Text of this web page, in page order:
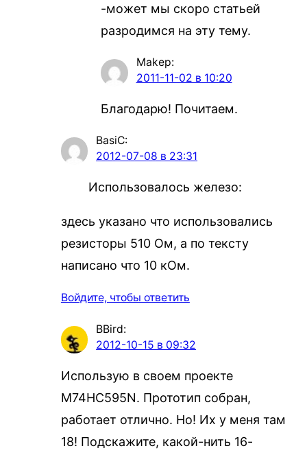
-может мы скоро статьей
разродимся на эту тему.
Makep:
2011-11-02 в 10:20
Благодарю! Почитаем.
BasiC:
2012-07-08 в 23:31
Использовалось железо:
здесь указано что использовались
резисторы 510 Ом, а по тексту
написано что 10 кОм.
Войдите, чтобы ответить
BBird:
2012-10-15 в 09:32
Использую в своем проекте
M74HC595N. Прототип собран,
работает отлично. Но! Их у меня там
18! Подскажите, какой-нить 16-